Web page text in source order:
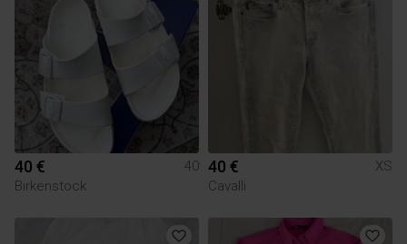
40 €
40
Birkenstock
40 €
XS
Cavalli